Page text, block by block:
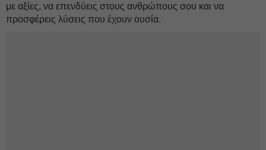
με αξίες, να επενδύεις στους ανθρώπους σου και να
προσφέρεις λύσεις που έχουν ουσία.